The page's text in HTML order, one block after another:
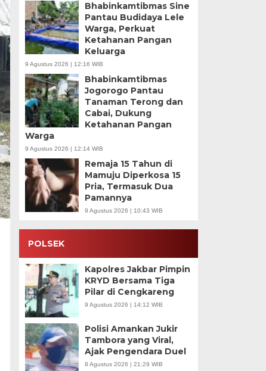
Bhabinkamtibmas Sine
Pantau Budidaya Lele
Warga, Perkuat
Ketahanan Pangan
Keluarga
9 Agustus 2026 | 12:16 WIB
Bhabinkamtibmas
Jogorogo Pantau
Tanaman Terong dan
Cabai, Dukung
Ketahanan Pangan
Warga
9 Agustus 2026 | 12:14 WIB
Remaja 15 Tahun di
Mamuju Diperkosa 15
Pria, Termasuk Dua
Pamannya
9 Agustus 2026 | 10:43 WIB
POLSEK
Kapolres Jakbar Pimpin
KRYD Bersama Tiga
Pilar di Cengkareng
9 Agustus 2026 | 14:12 WIB
Polisi Amankan Jukir
Tambora yang Viral,
Ajak Pengendara Duel
8 Agustus 2026 | 21:29 WIB